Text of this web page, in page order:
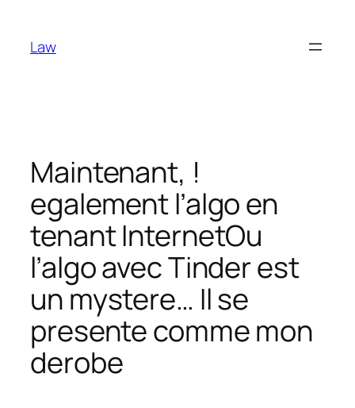
content
Law
Maintenant, !
egalement l’algo en
tenant InternetOu
l’algo avec Tinder est
un mystere… Il se
presente comme mon
derobe